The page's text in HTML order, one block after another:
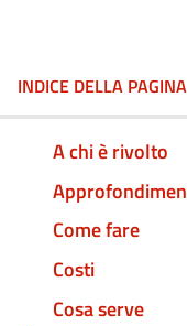
INDICE DELLA PAGINA
A chi è rivolto
Come fare
Costi
Cosa serve